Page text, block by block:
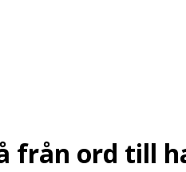
från ord till